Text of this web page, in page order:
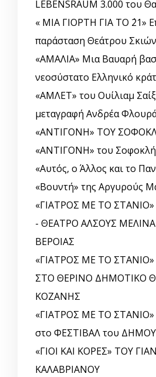
LEBENSRAUM 3.000 του
« ΜΙΑ ΓΙΟΡΤΗ ΓΙΑ ΤΟ ΄21»
παράσταση Θεάτρου Σκιών
«ΑΜΑΛΙΑ» Μια Βαυαρή
νεοσύστατο Ελληνικό
«ΑΜΛΕΤ» του Ουίλιαμ
μεταγραφή Ανδρέα
«ΑΝΤΙΓΟΝΗ» ΤΟΥ
«ΑΝΤΙΓΟΝΗ» του Σοφοκλή
«Αυτός, o Άλλος και το
«Βουντή» της Αργυρούς
«ΓΙΑΤΡΟΣ ΜΕ ΤΟ
- ΘΕΑΤΡΟ ΑΛΣΟΥΣ
ΒΕΡΟΙΑΣ
«ΓΙΑΤΡΟΣ ΜΕ ΤΟ
ΣΤΟ ΘΕΡΙΝΟ ΔΗΜΟΤΙΚΟ
ΚΟΖΑΝΗΣ
«ΓΙΑΤΡΟΣ ΜΕ ΤΟ ΣΤΑΝΙΟ»
στο ΦΕΣΤΙΒΑΛ του
«ΓΙΟΙ ΚΑΙ ΚΟΡΕΣ» ΤΟΥ
ΚΑΛΑΒΡΙΑΝΟΥ